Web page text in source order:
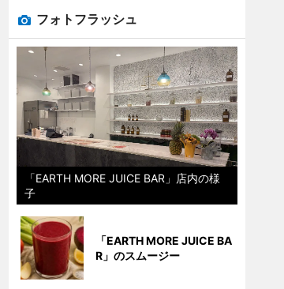
フォトフラッシュ
「EARTH MORE JUICE BAR」店内の様
子
「EARTH MORE JUICE BA
R」のスムージー